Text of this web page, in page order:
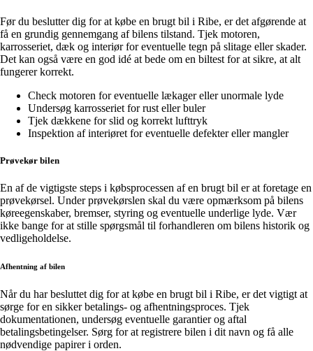
Før du beslutter dig for at købe en brugt bil i Ribe, er det afgørende at
få en grundig gennemgang af bilens tilstand. Tjek motoren,
karrosseriet, dæk og interiør for eventuelle tegn på slitage eller skader.
Det kan også være en god idé at bede om en biltest for at sikre, at alt
fungerer korrekt.
Check motoren for eventuelle lækager eller unormale lyde
Undersøg karrosseriet for rust eller buler
Tjek dækkene for slid og korrekt lufttryk
Inspektion af interiøret for eventuelle defekter eller mangler
Prøvekør bilen
En af de vigtigste steps i købsprocessen af en brugt bil er at foretage en
prøvekørsel. Under prøvekørslen skal du være opmærksom på bilens
køreegenskaber, bremser, styring og eventuelle underlige lyde. Vær
ikke bange for at stille spørgsmål til forhandleren om bilens historik og
vedligeholdelse.
Afhentning af bilen
Når du har besluttet dig for at købe en brugt bil i Ribe, er det vigtigt at
sørge for en sikker betalings- og afhentningsproces. Tjek
dokumentationen, undersøg eventuelle garantier og aftal
betalingsbetingelser. Sørg for at registrere bilen i dit navn og få alle
nødvendige papirer i orden.